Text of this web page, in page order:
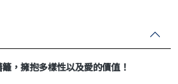
，擁抱多樣性以及愛的價值！